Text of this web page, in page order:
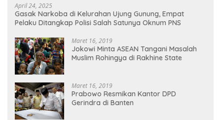
April 24, 2025
Gasak Narkoba di Kelurahan Ujung Gunung, Empat
Pelaku Ditangkap Polisi Salah Satunya Oknum PNS
Maret 16, 2019
Jokowi Minta ASEAN Tangani Masalah
Muslim Rohingya di Rakhine State
Maret 16, 2019
Prabowo Resmikan Kantor DPD
Gerindra di Banten